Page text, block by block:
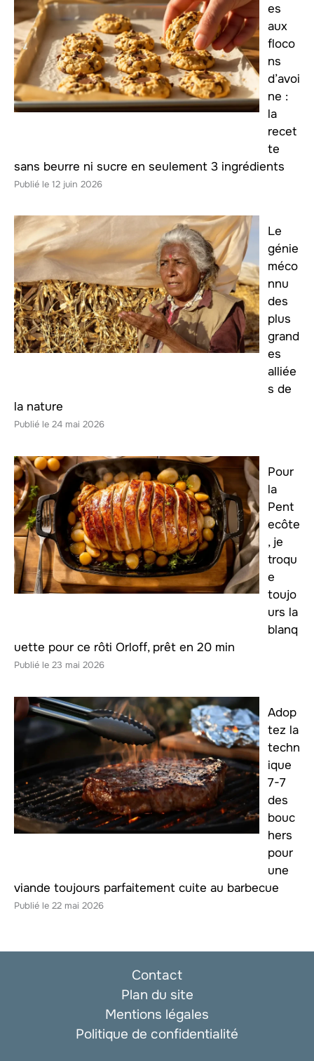
es
aux
floco
ns
d’avoi
ne :
la
recet
te
sans beurre ni sucre en seulement 3 ingrédients
12 juin 2026
Le
génie
méco
nnu
des
plus
grand
es
alliée
s de
la nature
24 mai 2026
Pour
la
Pent
ecôte
, je
troqu
e
toujo
urs la
blanq
uette pour ce rôti Orloff, prêt en 20 min
23 mai 2026
Adop
tez la
techn
ique
7-7
des
bouc
hers
pour
une
viande toujours parfaitement cuite au barbecue
22 mai 2026
Contact
Plan du site
Mentions légales
Politique de confidentialité